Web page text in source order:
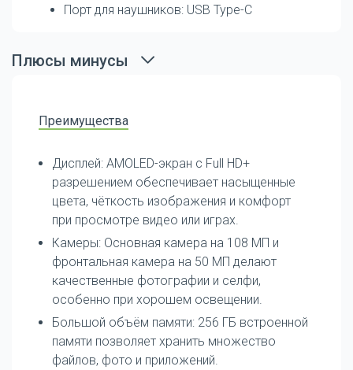
Порт для наушников: USB Type-C
Плюсы минусы
Преимущества
Дисплей: AMOLED-экран с Full HD+
разрешением обеспечивает насыщенные
цвета, чёткость изображения и комфорт
при просмотре видео или играх.
Камеры: Основная камера на 108 МП и
фронтальная камера на 50 МП делают
качественные фотографии и селфи,
особенно при хорошем освещении.
Большой объём памяти: 256 ГБ встроенной
памяти позволяет хранить множество
файлов, фото и приложений.